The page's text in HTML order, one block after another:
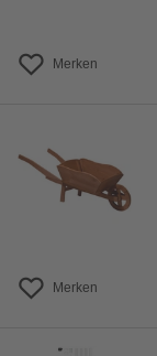
Merken
Merken